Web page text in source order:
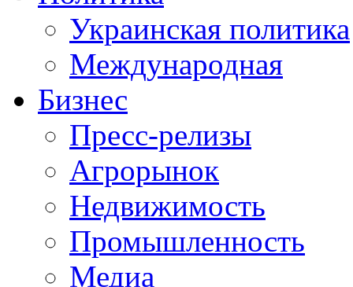
Украинская политика
Международная
Бизнес
Пресс-релизы
Агрорынок
Недвижимость
Промышленность
Медиа